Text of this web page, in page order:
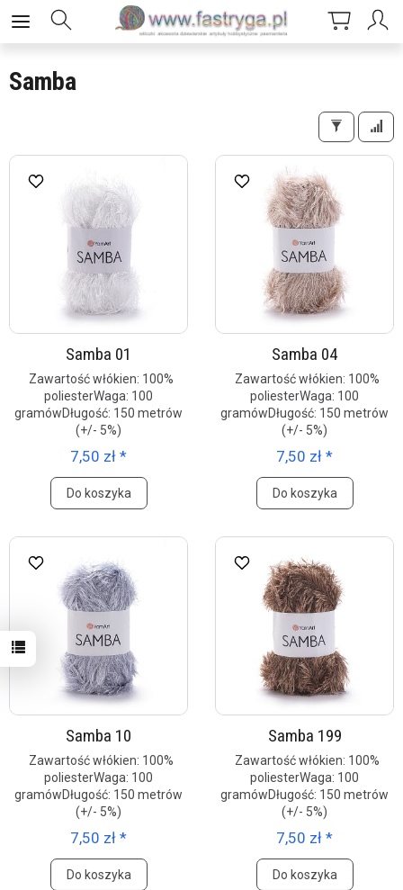
Samba
Samba 01
Zawartość włókien: 100%
poliesterWaga: 100
gramówDługość: 150 metrów
(+/- 5%)
7,50 zł *
Do koszyka
Samba 04
Zawartość włókien: 100%
poliesterWaga: 100
gramówDługość: 150 metrów
(+/- 5%)
7,50 zł *
Do koszyka
Samba 10
Zawartość włókien: 100%
poliesterWaga: 100
gramówDługość: 150 metrów
(+/- 5%)
7,50 zł *
Do koszyka
Samba 199
Zawartość włókien: 100%
poliesterWaga: 100
gramówDługość: 150 metrów
(+/- 5%)
7,50 zł *
Do koszyka